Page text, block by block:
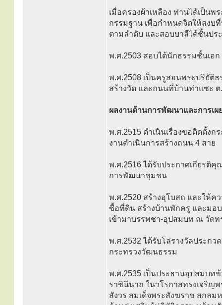
เมื่อครองผ้าเหลือง ท่านได้เป็น
กรรมฐาน เพื่อกำหนดจิตให้สงบ
ตามลำดับ และสอบบาลีได้ชั้นปร
พ.ศ.2503 สอบได้นักธรรมชั้นเอก
พ.ศ.2508 เป็นครูสอนพระปริยัติธ
สร้างวัด และถนนที่บ้านท่าแซะ ต
ผลงานด้านการพัฒนาและการเ
พ.ศ.2515 ดำเนินเรื่องขอติดตั้ง
งานดำเนินการสร้างถนน 4 สาย
พ.ศ.2516 ได้รับประกาศเกียรติ
การพัฒนาชุมชน
พ.ศ.2520 สร้างอุโบสถ และให้
ซื้อที่ดิน สร้างบ้านพักครู และมอ
เข้ามาบรรพชา-อุปสมบท ณ วัดท
พ.ศ.2532 ได้รับโล่รางวัลประก
กระทรวงวัฒนธรรม
พ.ศ.2535 เป็นประธานอุปสมบท
ราชินีนาถ ในวโรกาสทรงเจริญ
สังวร สมเด็จพระสังฆราช สกล